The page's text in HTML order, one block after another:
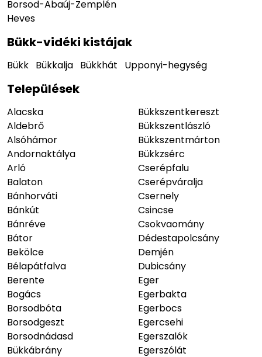
Borsod-Abaúj-Zemplén
Heves
Bükk-vidéki kistájak
Bükk Bükkalja Bükkhát Upponyi-hegység
Települések
Alacska
Aldebrő
Alsóhámor
Andornaktálya
Arló
Balaton
Bánhorváti
Bánkút
Bánréve
Bátor
Bekölce
Bélapátfalva
Berente
Bogács
Borsodbóta
Borsodgeszt
Borsodnádasd
Bükkábrány
Bükkszentkereszt
Bükkszentlászló
Bükkszentmárton
Bükkzsérc
Cserépfalu
Cserépváralja
Csernely
Csincse
Csokvaomány
Dédestapolcsány
Demjén
Dubicsány
Eger
Egerbakta
Egerbocs
Egercsehi
Egerszalók
Egerszólát